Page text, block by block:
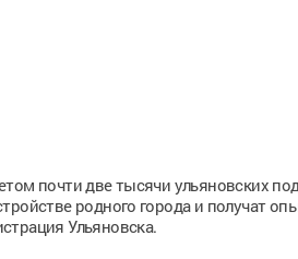
почти две тысячи ульяновских
родного города и получат
Ульяновска.